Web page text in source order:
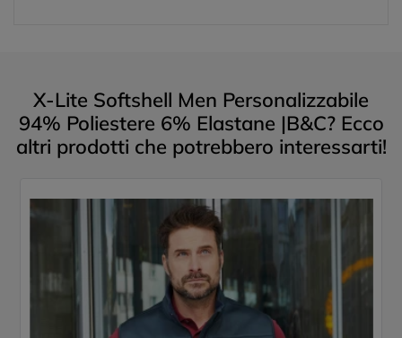
X-Lite Softshell Men Personalizzabile
94% Poliestere 6% Elastane |B&C? Ecco
altri prodotti che potrebbero interessarti!